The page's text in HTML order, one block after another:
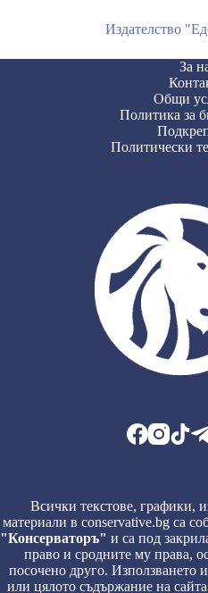
Издателство
За
Общи
Политика за
Политически
Всички текстове, графики,
материали в conservative.bg са
"Консерваторъ" и са под
право и сродните му права,
посочено друго. Използването
или цялото съдържание на